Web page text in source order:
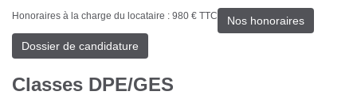
Honoraires à la charge du locataire : 980 € TTC
Nos honoraires
Dossier de candidature
Classes DPE/GES